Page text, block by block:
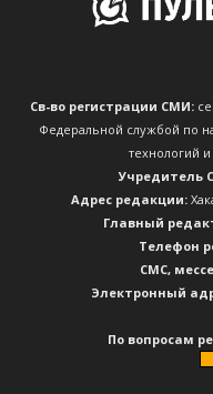
Св-во регистрации СМИ:
Федеральной службой по
технологий
Учредитель
Адрес редакции:
Главный
Телефон
CМС,
Электронный
По вопросам